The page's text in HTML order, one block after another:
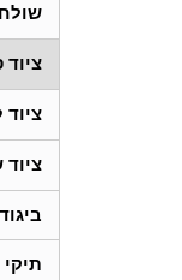
ציוד